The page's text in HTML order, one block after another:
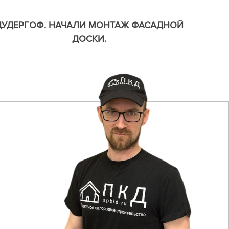
НАЧАЛИ МОНТАЖ ФАСАДНОЙ
ДОСКИ.